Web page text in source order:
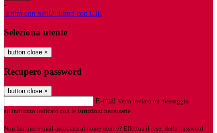
-
Entra con SPID Entra con CIE
Seleziona utente
button close ×
Recupero password
button close ×
E-mail Verrà inviato un messaggio
all'indirizzo indicato con le istruzioni necessarie.
Non hai una e-mail associata al nome utente? Effettua il reset della password